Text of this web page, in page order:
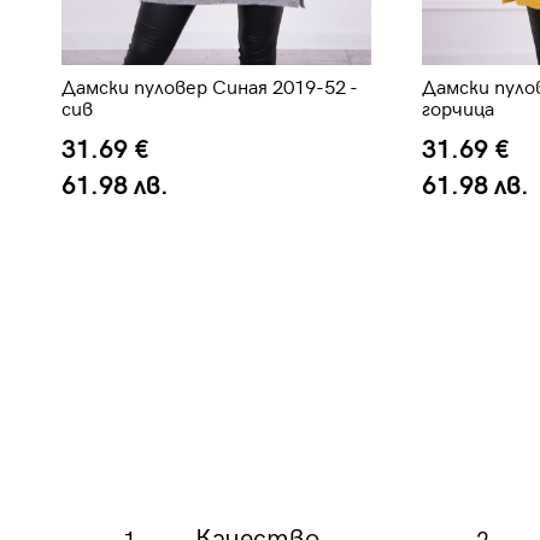
Дамски пуловер Синая 2019-52 -
сив
31.69 €
61.98 лв.
Дамски
горчица
31.69 €
61.98 лв.